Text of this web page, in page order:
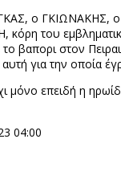
ο ΓΚΙΩΝΑΚΗΣ, ο
κόρη του
βαπορι στον
για την οποία
επειδή η
04:00